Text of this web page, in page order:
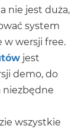
nie jest duża,
system
w wersji free.
jest
demo, do
niezbędne
wszystkie